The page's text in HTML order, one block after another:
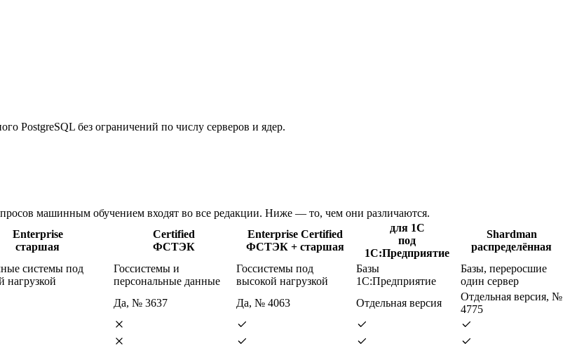
PostgreSQL без ограничений по числу серверов и ядер.
машинным обучением входят во все редакции. Ниже — то, чем они различаются.
Enterprise
старшая
Certified
ФСТЭК
Enterprise Certified
ФСТЭК + старшая
для 1С
под
1С:Предприятие
Shardman
распределённая
системы под
нагрузкой
Госсистемы и
персональные данные
Госсистемы под
высокой нагрузкой
Базы
1С:Предприятие
Базы, переросшие
один сервер
Да, № 3637 Да, № 4063 Отдельная версия
Отдельная версия, №
4775